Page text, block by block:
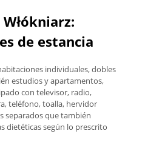
de estancia
individuales, dobles
estudios y apartamentos,
con televisor, radio,
teléfono, toalla, hervidor
separados que también
dietéticas según lo prescrito